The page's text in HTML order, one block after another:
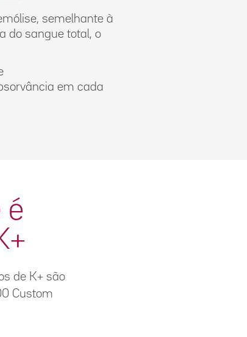
semelhante à
do sangue total, o
em cada
é
de K+ são
Custom